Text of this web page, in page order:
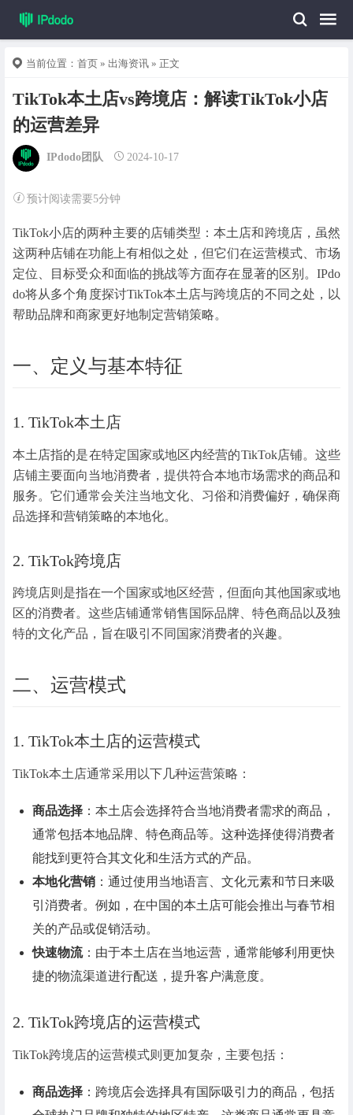
当前位置： 首页 » 出海资讯 » 正文
TikTok本土店vs跨境店：解读TikTok小店
的运营差异
IPdodo团队 2024-10-17
预计阅读需要5分钟
TikTok小店的两种主要的店铺类型：本土店和跨境店，虽然
这两种店铺在功能上有相似之处，但它们在运营模式、市场
定位、目标受众和面临的挑战等方面存在显著的区别。IPdo
do将从多个角度探讨TikTok本土店与跨境店的不同之处，以
帮助品牌和商家更好地制定营销策略。
一、定义与基本特征
1. TikTok本土店
本土店指的是在特定国家或地区内经营的TikTok店铺。这些
店铺主要面向当地消费者，提供符合本地市场需求的商品和
服务。它们通常会关注当地文化、习俗和消费偏好，确保商
品选择和营销策略的本地化。
2. TikTok跨境店
跨境店则是指在一个国家或地区经营，但面向其他国家或地
区的消费者。这些店铺通常销售国际品牌、特色商品以及独
特的文化产品，旨在吸引不同国家消费者的兴趣。
二、运营模式
1. TikTok本土店的运营模式
TikTok本土店通常采用以下几种运营策略：
商品选择 ：本土店会选择符合当地消费者需求的商品，
通常包括本地品牌、特色商品等。这种选择使得消费者
能找到更符合其文化和生活方式的产品。
本地化营销 ：通过使用当地语言、文化元素和节日来吸
引消费者。例如，在中国的本土店可能会推出与春节相
关的产品或促销活动。
快速物流：由于本土店在当地运营，通常能够利用更快
捷的物流渠道进行配送，提升客户满意度。
2. TikTok跨境店的运营模式
TikTok跨境店的运营模式则更加复杂，主要包括：
商品选择 ：跨境店会选择具有国际吸引力的商品，包括